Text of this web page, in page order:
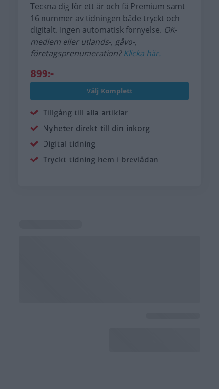
Teckna dig för ett år och få Premium samt
16 nummer av tidningen både tryckt och
digitalt. Ingen automatisk förnyelse. OK-
medlem eller utlands-, gåvo-,
företagsprenumeration?Klicka här.
899:-
Välj Komplett
Tillgång till alla artiklar
Nyheter direkt till din inkorg
Digital tidning
Tryckt tidning hem i brevlådan